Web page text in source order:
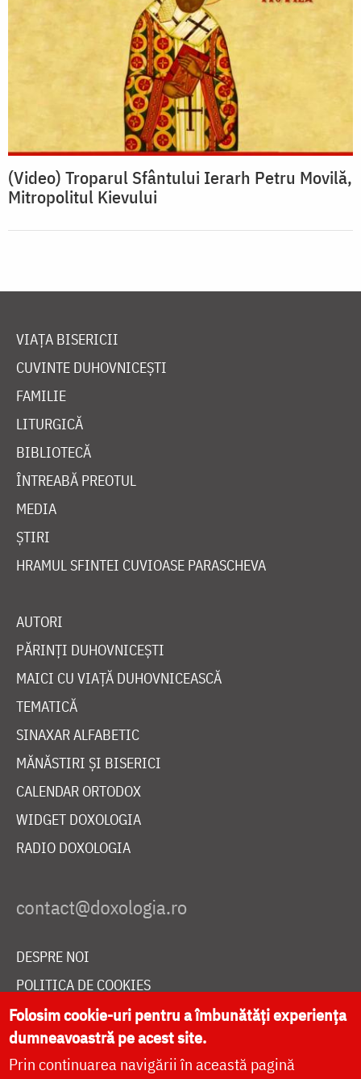
(Video) Troparul Sfântului Ierarh Petru Movilă,
Mitropolitul Kievului
VIAȚA BISERICII
CUVINTE DUHOVNICEȘTI
FAMILIE
LITURGICĂ
BIBLIOTECĂ
ÎNTREABĂ PREOTUL
MEDIA
ȘTIRI
HRAMUL SFINTEI CUVIOASE PARASCHEVA
AUTORI
PĂRINȚI DUHOVNICEȘTI
MAICI CU VIAȚĂ DUHOVNICEASCĂ
TEMATICĂ
SINAXAR ALFABETIC
MĂNĂSTIRI ȘI BISERICI
CALENDAR ORTODOX
WIDGET DOXOLOGIA
RADIO DOXOLOGIA
DESPRE NOI
POLITICA DE COOKIES
DONEAZĂ ONLINE PENTRU CATEDRALA NAȚIONALĂ
LIVE
Folosim cookie-uri pentru a îmbunătăți experiența
dumneavoastră pe acest site.
Prin continuarea navigării în această pagină